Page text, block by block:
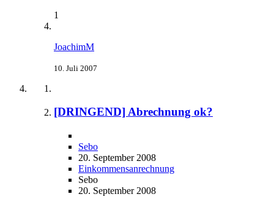
1
JoachimM
10. Juli 2007
[DRINGEND] Abrechnung ok?
Sebo
20. September 2008
Einkommensanrechnung
Sebo
20. September 2008